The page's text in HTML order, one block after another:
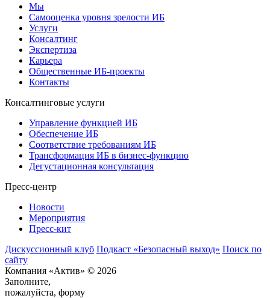
Мы
Самооценка уровня зрелости ИБ
Услуги
Консалтинг
Экспертиза
Карьера
Общественные ИБ-проекты
Контакты
Консалтинговые услуги
Управление функцией ИБ
Обеспечение ИБ
Соответствие требованиям ИБ
Трансформация ИБ в бизнес-функцию
Дегустационная консультация
Пресс-центр
Новости
Мероприятия
Пресс-кит
Дискуссионный клуб Подкаст «Безопасный выход» Поиск по
сайту
Компания «Актив» © 2026
Заполните,
пожалуйста, форму